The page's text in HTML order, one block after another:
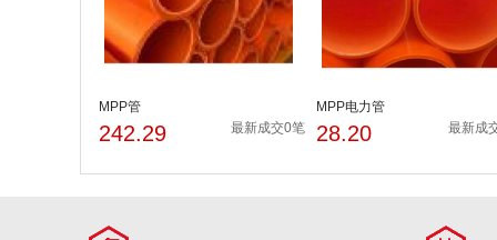
MPP管
242.29 最新成交0笔
MPP电力管
28.20 最新成